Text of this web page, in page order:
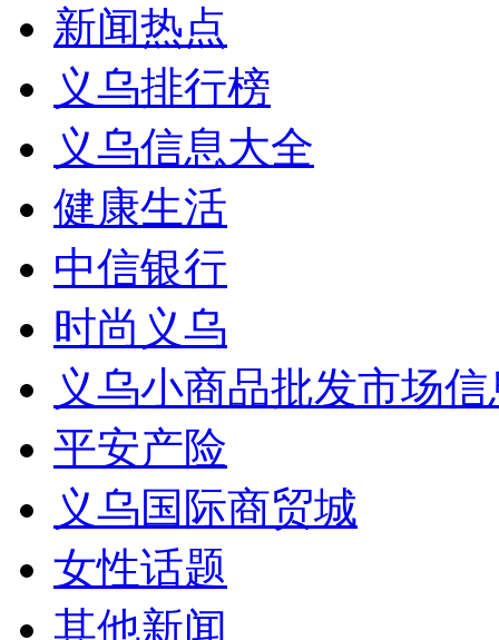
新闻热点
义乌排行榜
义乌信息大全
健康生活
中信银行
时尚义乌
义乌小商品批发市场
平安产险
义乌国际商贸城
女性话题
其他新闻